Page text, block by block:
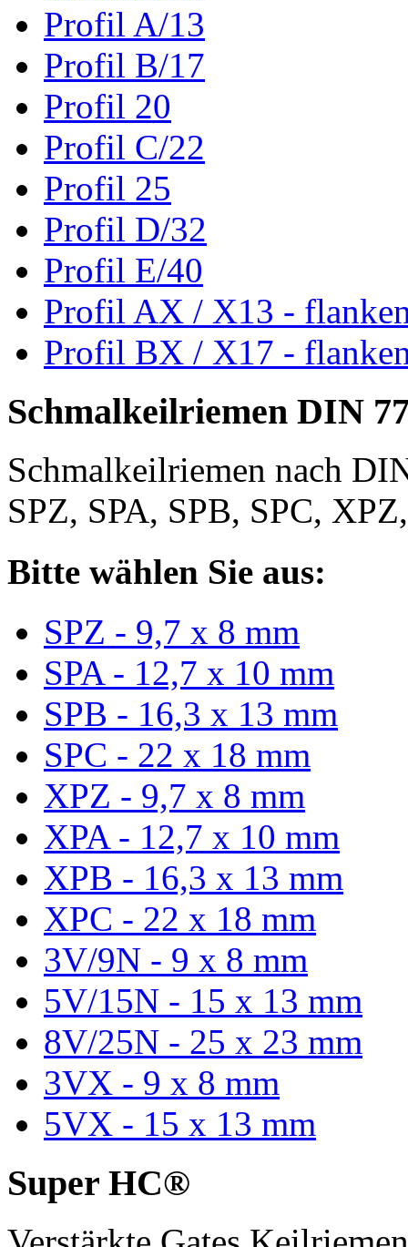
Profil A/13
Profil B/17
Profil 20
Profil C/22
Profil 25
Profil D/32
Profil E/40
Profil AX / X13 -
Profil BX / X17 -
Schmalkeilriemen DIN
Schmalkeilriemen nach
SPZ, SPA, SPB, SPC,
Bitte wählen Sie aus:
SPZ - 9,7 x 8 mm
SPA - 12,7 x 10 mm
SPB - 16,3 x 13 mm
SPC - 22 x 18 mm
XPZ - 9,7 x 8 mm
XPA - 12,7 x 10 mm
XPB - 16,3 x 13 mm
XPC - 22 x 18 mm
3V/9N - 9 x 8 mm
5V/15N - 15 x 13 mm
8V/25N - 25 x 23 mm
3VX - 9 x 8 mm
5VX - 15 x 13 mm
Super HC®